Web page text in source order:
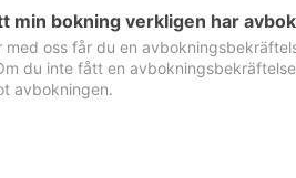
min bokning verkligen har
med oss får du en
du inte fått en
avbokningen.